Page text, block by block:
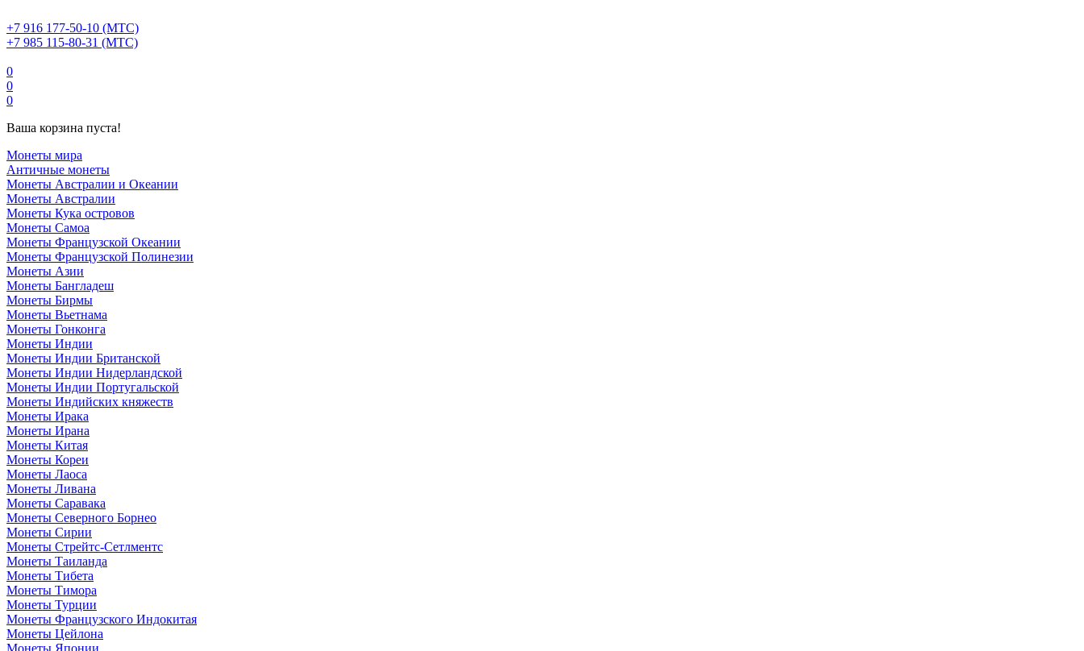
+7 916 177-50-10 (МТС)
+7 985 115-80-31 (МТС)
0
0
0
Ваша корзина пуста!
Монеты мира
Античные монеты
Монеты Австралии и Океании
Монеты Австралии
Монеты Кука островов
Монеты Самоа
Монеты Французской Океании
Монеты Французской Полинезии
Монеты Азии
Монеты Бангладеш
Монеты Бирмы
Монеты Вьетнама
Монеты Гонконга
Монеты Индии
Монеты Индии Британской
Монеты Индии Нидерландской
Монеты Индии Португальской
Монеты Индийских княжеств
Монеты Ирака
Монеты Ирана
Монеты Китая
Монеты Кореи
Монеты Лаоса
Монеты Ливана
Монеты Саравака
Монеты Северного Борнео
Монеты Сирии
Монеты Стрейтс-Сетлментс
Монеты Таиланда
Монеты Тибета
Монеты Тимора
Монеты Турции
Монеты Французского Индокитая
Монеты Цейлона
Монеты Японии